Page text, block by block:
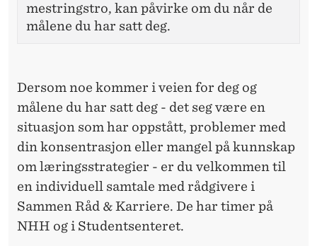
mestringstro, kan påvirke om du når de
målene du har satt deg.
Dersom noe kommer i veien for deg og
målene du har satt deg - det seg være en
situasjon som har oppstått, problemer med
din konsentrasjon eller mangel på kunnskap
om læringsstrategier - er du velkommen til
en individuell samtale med rådgivere i
Sammen Råd & Karriere. De har timer på
NHH og i Studentsenteret.